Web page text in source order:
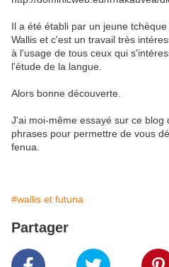
Il a été établi par un jeune
Wallis et c'est un travail très
à l'usage de tous ceux qui
l'étude de la langue.
Alors bonne découverte.
J'ai moi-même essayé sur ce blog
phrases pour permettre de vous
fenua.
#wallis et futuna
Partager